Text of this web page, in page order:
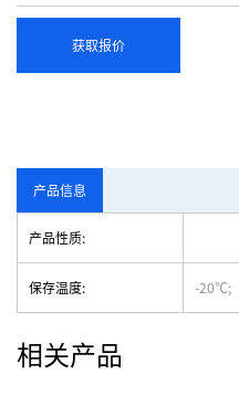
获取报价
产品信息
产品性质:
保存温度: -20℃;
相关产品